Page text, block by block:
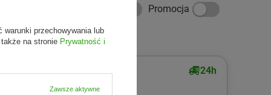
Promocja
24h 24h
warunki przechowywania lub
na stronie Prywatność i
Zawsze aktywne